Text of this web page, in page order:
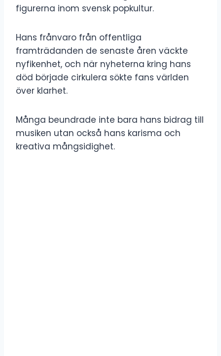
figurerna inom svensk popkultur.
Hans frånvaro från offentliga
framträdanden de senaste åren väckte
nyfikenhet, och när nyheterna kring hans
död började cirkulera sökte fans världen
över klarhet.
Många beundrade inte bara hans bidrag till
musiken utan också hans karisma och
kreativa mångsidighet.